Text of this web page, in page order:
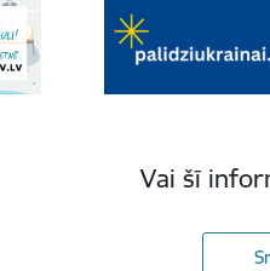
Vai šī